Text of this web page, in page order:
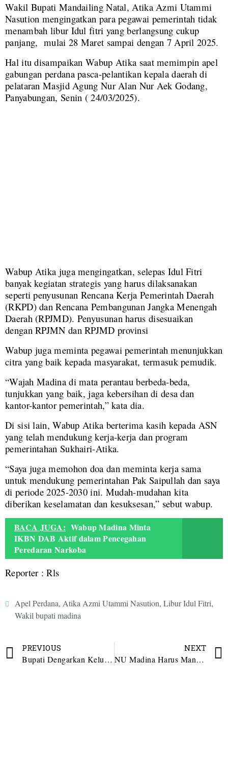
Wakil Bupati Mandailing Natal, Atika Azmi Utammi
Nasution mengingatkan para pegawai pemerintah tidak
menambah libur Idul fitri yang berlangsung cukup
panjang, mulai 28 Maret sampai dengan 7 April 2025.
Hal itu disampaikan Wabup Atika saat memimpin apel
gabungan perdana pasca-pelantikan kepala daerah di
pelataran Masjid Agung Nur Alan Nur Aek Godang,
Panyabungan, Senin ( 24/03/2025).
Wabup Atika juga mengingatkan, selepas Idul Fitri
banyak kegiatan strategis yang harus dilaksanakan
seperti penyusunan Rencana Kerja Pemerintah Daerah
(RKPD) dan Rencana Pembangunan Jangka Menengah
Daerah (RPJMD). Penyusunan harus disesuaikan
dengan RPJMN dan RPJMD provinsi
Wabup juga meminta pegawai pemerintah menunjukkan
citra yang baik kepada masyarakat, termasuk pemudik.
“Wajah Madina di mata perantau berbeda-beda,
tunjukkan yang baik, jaga kebersihan di desa dan
kantor-kantor pemerintah,” kata dia.
Di sisi lain, Wabup Atika berterima kasih kepada ASN
yang telah mendukung kerja-kerja dan program
pemerintahan Sukhairi-Atika.
“Saya juga memohon doa dan meminta kerja sama
untuk mendukung pemerintahan Pak Saipullah dan saya
di periode 2025-2030 ini. Mudah-mudahan kita
diberikan keselamatan dan kesuksesan,” sebut wabup.
BACA JUGA: Wabup Madina Minta
IKBN DAB Aktif dalam Pencegahan
Peredaran Narkoba
Reporter : Rls
Apel Perdana, Atika Azmi Utammi Nasution, Libur Idul Fitri,
Wakil bupati madina
PREVIOUS
Bupati Dengarkan Keluhan Pedagang Pasar Baru Panyabungan
NEXT
NU Madina Harus Mandiri Secara Ekonomi